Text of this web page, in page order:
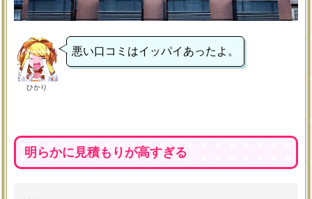
ひかり
悪い口コミはイッパイあったよ。
明らかに見積もりが高すぎる